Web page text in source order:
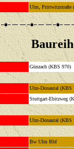
Ulm,
Günzach (KBS
Ulm-Donautal
Stuttgart-Ebitzweg
Ulm-Donautal
Bw Ulm